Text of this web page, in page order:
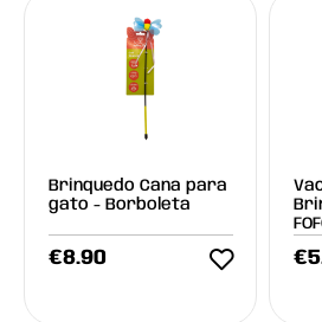
Brinquedo Cana para
gato - Borboleta
€8.90 €